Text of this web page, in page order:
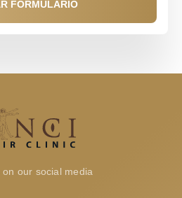
FORMULARIO
on our social media